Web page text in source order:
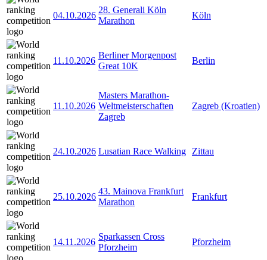
04.10.2026
28. Generali Köln
Marathon
Köln
11.10.2026
Berliner Morgenpost
Great 10K
Berlin
11.10.2026
Masters Marathon-
Weltmeisterschaften
Zagreb
Zagreb (Kroatien)
24.10.2026 Lusatian Race Walking Zittau
25.10.2026
43. Mainova Frankfurt
Marathon
Frankfurt
14.11.2026
Sparkassen Cross
Pforzheim
Pforzheim